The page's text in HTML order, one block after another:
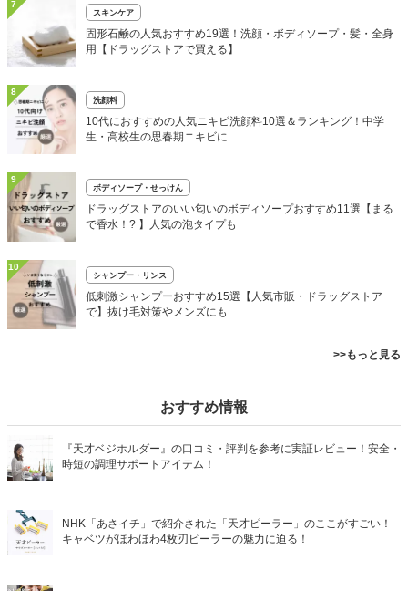
7
スキンケア
固形石鹸の人気おすすめ19選！洗顔・ボディソープ・髪・全身
用【ドラッグストアで買える】
8
洗顔料
10代におすすめの人気ニキビ洗顔料10選＆ランキング！中学
生・高校生の思春期ニキビに
9
ボディソープ・せっけん
ドラッグストアのいい匂いのボディソープおすすめ11選【まる
で香水！? 】人気の泡タイプも
10
シャンプー・リンス
低刺激シャンプーおすすめ15選【人気市販・ドラッグストア
で】抜け毛対策やメンズにも
>>もっと見る
おすすめ情報
『天才ベジホルダー』の口コミ・評判を参考に実証レビュー！安全・
時短の調理サポートアイテム！
NHK「あさイチ」で紹介された「天才ピーラー」のここがすごい！
キャベツがほわほわ4枚刃ピーラーの魅力に迫る！